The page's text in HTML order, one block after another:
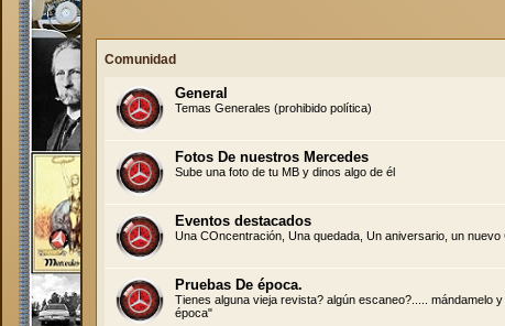
Comunidad
General
Temas Generales (prohibido política)
Fotos De nuestros Mercedes
Sube una foto de tu MB y dinos algo de él
Eventos destacados
Una COncentración, Una quedada, Un aniversario, un nuevo
Pruebas De época.
Tienes alguna vieja revista? algún escaneo?..... mándamelo
época"